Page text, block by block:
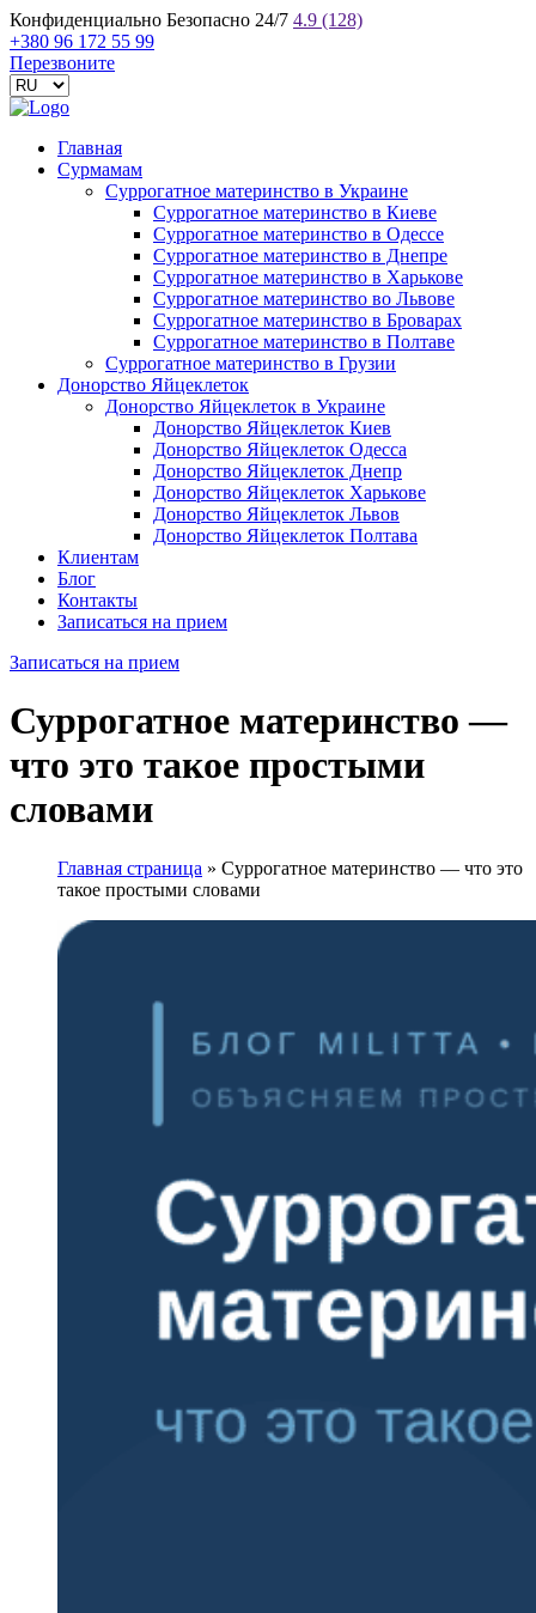
Конфиденциально Безопасно 24/7 4.9 (128)
+380 96 172 55 99
Перезвоните
Главная
Сурмамам
Суррогатное материнство в Украине
Суррогатное материнство в Киеве
Суррогатное материнство в Одессе
Суррогатное материнство в Днепре
Суррогатное материнство в Харькове
Суррогатное материнство во Львове
Суррогатное материнство в Броварах
Суррогатное материнство в Полтаве
Суррогатное материнство в Грузии
Донорство Яйцеклеток
Донорство Яйцеклеток в Украине
Донорство Яйцеклеток Киев
Донорство Яйцеклеток Одесса
Донорство Яйцеклеток Днепр
Донорство Яйцеклеток Харькове
Донорство Яйцеклеток Львов
Донорство Яйцеклеток Полтава
Клиентам
Блог
Контакты
Записаться на прием
Записаться на прием
Суррогатное материнство —
что это такое простыми
словами
Главная страница » Суррогатное материнство — что это
такое простыми словами